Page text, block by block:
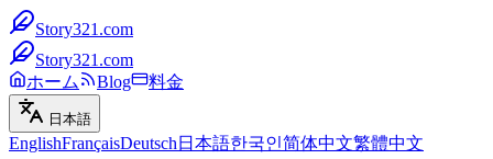
Story321.com
Story321.com
ホーム
Blog 料金
日本語
EnglishFrançaisDeutsch 日本語한국인简体中文繁體中文